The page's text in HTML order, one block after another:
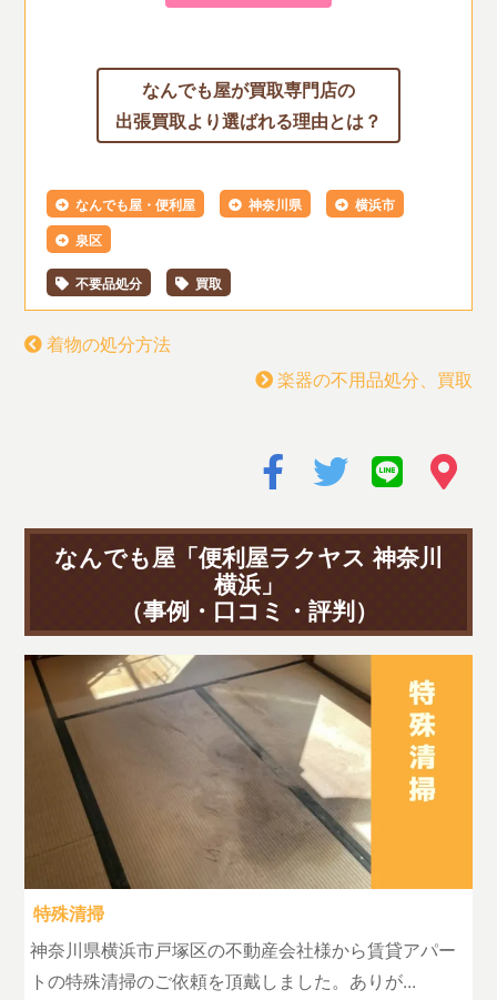
なんでも屋が買取専門店の
出張買取より選ばれる理由とは？
なんでも屋・便利屋 神奈川県
横浜市
泉区
不要品処分 買取
着物の処分方法
楽器の不用品処分、買取
なんでも屋「便利屋ラクヤス 神奈川
横浜」
（事例・口コミ・評判）
特殊清掃
神奈川県横浜市戸塚区の不動産会社様から賃貸アパー
トの特殊清掃のご依頼を頂戴しました。ありが...